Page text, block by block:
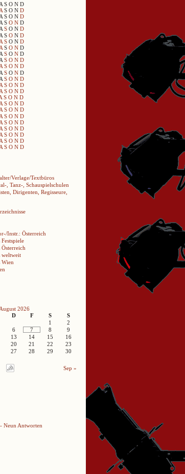
A S O N D
A S O N D
A S O N D
A S O N D
S O N D
A S O N D
A S O N D
A S O N D
A S O N D
A S O N D
A S O N D
A S O N D
A S O N D
A S O N D
A S O N D
S O N D
A S O N D
S O N D
A S O N D
A S O N D
A S O N D
A S O N D
A S O N D
A S O N D
Verlage/Textbüros
, Tanz-, Schauspielschulen
Dirigenten, Regisseure,
Instr.: Österreich
weltweit
Wien
August 2026
D F S
S
1
2
6 7 8
9
13 14 15
16
20 21 22
23
27 28 29
30
Sep »
Neun Antworten